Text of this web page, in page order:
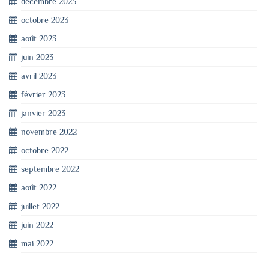
octobre 2023
août 2023
juin 2023
avril 2023
février 2023
janvier 2023
novembre 2022
octobre 2022
septembre 2022
août 2022
juillet 2022
juin 2022
mai 2022